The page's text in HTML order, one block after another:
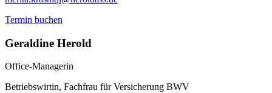
Termin buchen
Geraldine Herold
Office-Managerin
Betriebswirtin, Fachfrau für Versicherung BWV